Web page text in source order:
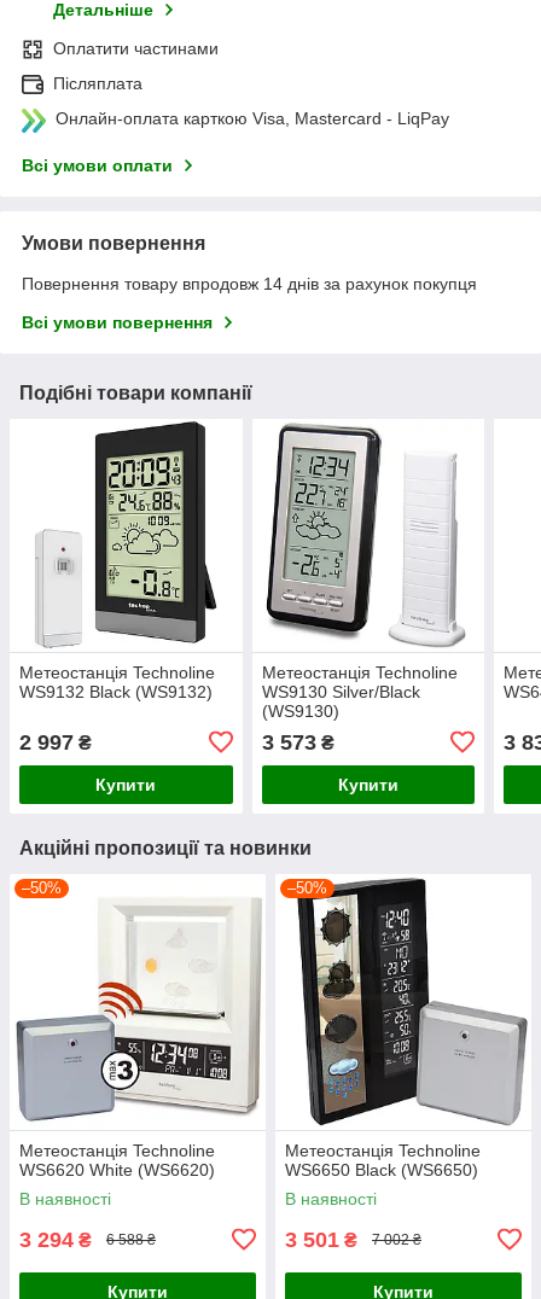
Детальніше
Оплатити частинами
Післяплата
Онлайн-оплата карткою Visa, Mastercard - LiqPay
Всі умови оплати
Умови повернення
Повернення товару впродовж 14 днів за рахунок покупця
Всі умови повернення
Подібні товари компанії
Метеостанція Technoline
WS9132 Black (WS9132)
2 997 ₴
Купити
Метеостанція Technoline
WS9130 Silver/Black
(WS9130)
3 573₴
Купити
3
Акційні пропозиції та новинки
–50%
Метеостанція Technoline
WS6620 White (WS6620)
В наявності
3 294 ₴ 6 588 ₴
Купити
–50%
Метеостанція Technoline
WS6650 Black (WS6650)
В наявності
3 501 ₴ 7 002 ₴
Купити